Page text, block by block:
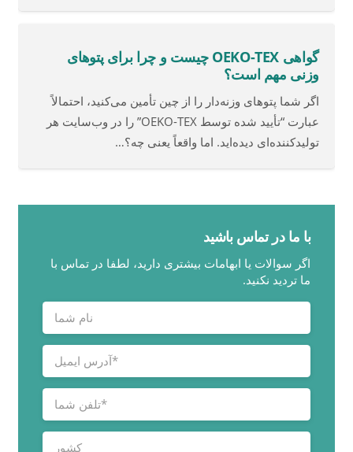
گواهی OEKO-TEX چیست و چرا برای پتوهای
وزنی مهم است؟
اگر شما پتوهای وزنه‌دار را از چین تأمین می‌کنید، احتمالاً
عبارت “تأیید شده توسط OEKO-TEX” را در وب‌سایت هر
تولیدکننده‌ای دیده‌اید. اما واقعاً یعنی چه؟…
با ما در تماس باشید
اگر سوالات یا ابهامات بیشتری دارید، لطفا در تماس با
ما تردید نکنید.